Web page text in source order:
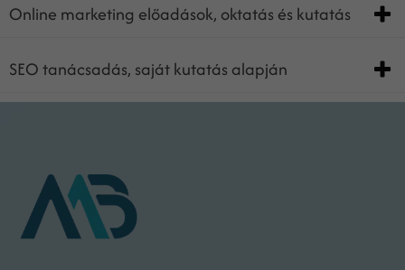
Online marketing előadások, oktatás és kutatás
SEO tanácsadás, saját kutatás alapján